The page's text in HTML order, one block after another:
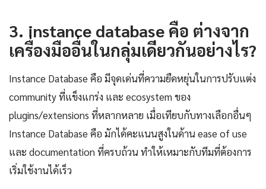
3. instance database คือ ต่างจาก
เครื่องมืออื่นในกลุ่มเดียวกันอย่างไร?
Instance Database คือ มีจุดเด่นที่ความยืดหยุ่นในการปรับแต่ง
community ที่แข็งแกร่ง และ ecosystem ของ
plugins/extensions ที่หลากหลาย เมื่อเทียบกับทางเลือกอื่นๆ
Instance Database คือ มักได้คะแนนสูงในด้าน ease of use
และ documentation ที่ครบถ้วน ทำให้เหมาะกับทีมที่ต้องการ
เริ่มใช้งานได้เร็ว